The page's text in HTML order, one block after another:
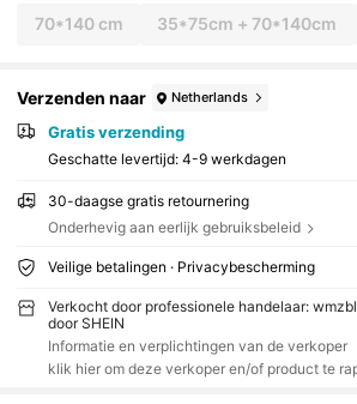
70*140 cm 35*75cm + 70*140cm
Verzenden naar Netherlands
Gratis verzending
Geschatte levertijd: 4-9 werkdagen
30-daagse gratis retournering
Onderhevig aan eerlijk gebruiksbeleid
Veilige betalingen · Privacybescherming
Verkocht door professionele handelaar:
door SHEIN
Informatie en verplichtingen van de verkoper
klik hier om deze verkoper en/of product te